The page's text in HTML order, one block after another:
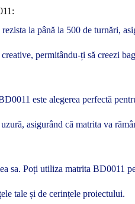
la până la 500 de turnări,
permitându-ți să creezi
este alegerea perfectă
asigurând că matrita va
sa. Poți utiliza matrita BD0011
tale și de cerințele proiectului.